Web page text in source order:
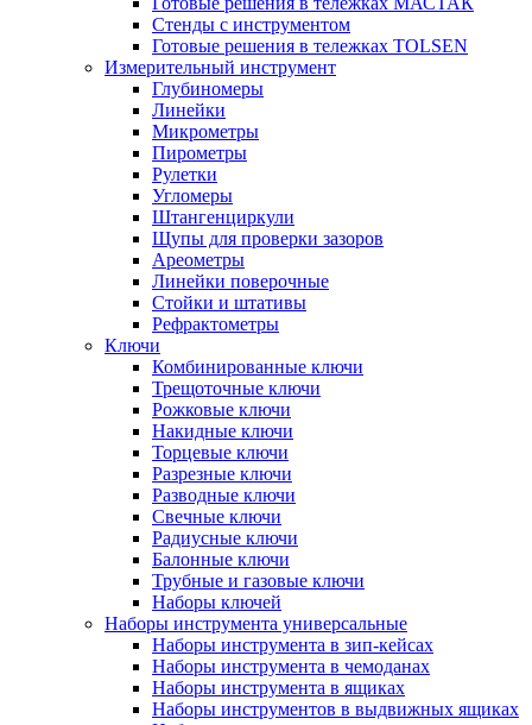
Стенды с инструментом
Готовые решения в тележках TOLSEN
Измерительный инструмент
Глубиномеры
Линейки
Микрометры
Пирометры
Рулетки
Угломеры
Штангенциркули
Щупы для проверки зазоров
Ареометры
Линейки поверочные
Стойки и штативы
Рефрактометры
Ключи
Комбинированные ключи
Трещоточные ключи
Рожковые ключи
Накидные ключи
Торцевые ключи
Разрезные ключи
Разводные ключи
Свечные ключи
Радиусные ключи
Балонные ключи
Трубные и газовые ключи
Наборы ключей
Наборы инструмента универсальные
Наборы инструмента в зип-кейсах
Наборы инструмента в чемоданах
Наборы инструмента в ящиках
Наборы инструментов в выдвижных ящиках